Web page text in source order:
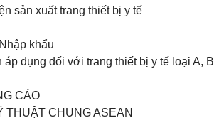
sản xuất trang thiết bị y tế
khẩu
áp dụng đối với trang thiết bị y tế loại A, B
CÁO
THUẬT CHUNG ASEAN